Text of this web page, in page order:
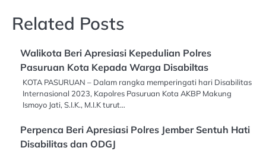
Related Posts
Walikota Beri Apresiasi Kepedulian Polres
Pasuruan Kota Kepada Warga Disabiltas
KOTA PASURUAN – Dalam rangka memperingati hari Disabilitas
Internasional 2023, Kapolres Pasuruan Kota AKBP Makung
Ismoyo Jati, S.I.K., M.I.K turut…
Perpenca Beri Apresiasi Polres Jember Sentuh Hati
Disabilitas dan ODGJ